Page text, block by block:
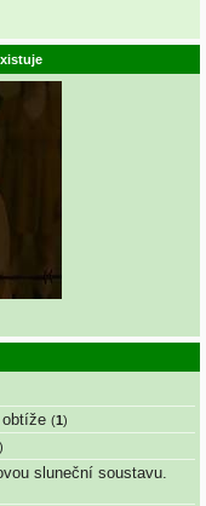
(1)
)
sluneční soustavu.